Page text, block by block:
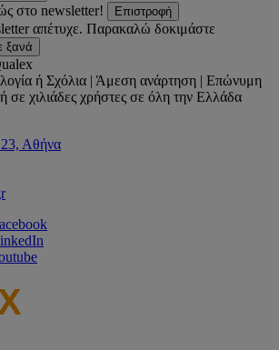
στο newsletter!
Επιστροφή
απέτυχε. Παρακαλώ δοκιμάστε
ξανά
ή Σχόλια | Άμεση ανάρτηση | Επώνυμη
χιλιάδες χρήστες σε όλη την Ελλάδα
Αθήνα